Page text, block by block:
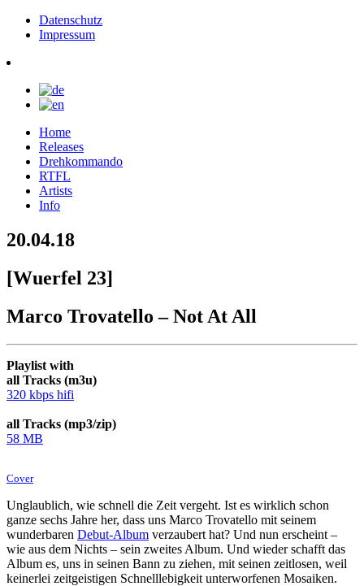
Datenschutz
Impressum
Home
Releases
Drehkommando
RTFL
Artists
Info
20.04.18
[Wuerfel 23]
Marco Trovatello – Not At All
Playlist with
all Tracks (m3u)
320 kbps hifi
all Tracks (mp3/zip)
58 MB
Cover
Unglaublich, wie schnell die Zeit vergeht. Ist es wirklich schon
ganze sechs Jahre her, dass uns Marco Trovatello mit seinem
wunderbaren Debut-Album verzaubert hat? Und nun erscheint –
wie aus dem Nichts – sein zweites Album. Und wieder schafft das
Album es, uns in seinen Bann zu ziehen, mit seinen zeitlosen, weil
keinerlei zeitgeistigen Schnelllebigkeit unterworfenen Mosaiken.